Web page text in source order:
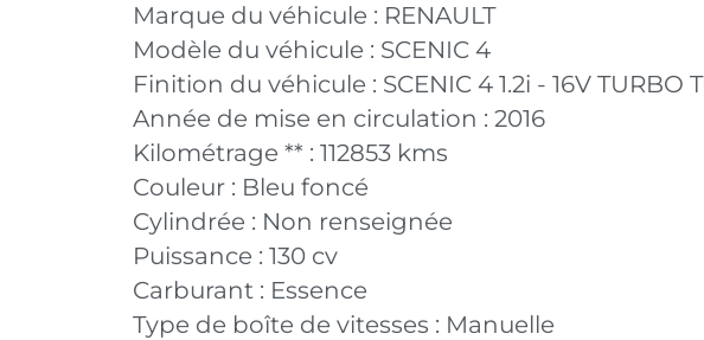
Marque du véhicule : RENAULT
Modèle du véhicule : SCENIC 4
Finition du véhicule : SCENIC 4 1.2i - 16V TURBO
Année de mise en circulation : 2016
Kilométrage ** : 112853 kms
Couleur : Bleu foncé
Cylindrée : Non renseignée
Puissance : 130 cv
Carburant : Essence
Type de boîte de vitesses : Manuelle